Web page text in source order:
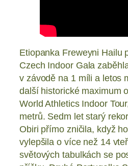
Etiopanka Freweyni Hailu
Czech Indoor Gala
v závodě na 1 míli a letos
další historické maximum
World Athletics Indoor
metrů. Sedm let starý
Obiri přímo zničila, když
vylepšila o více než 14
světových tabulkách se